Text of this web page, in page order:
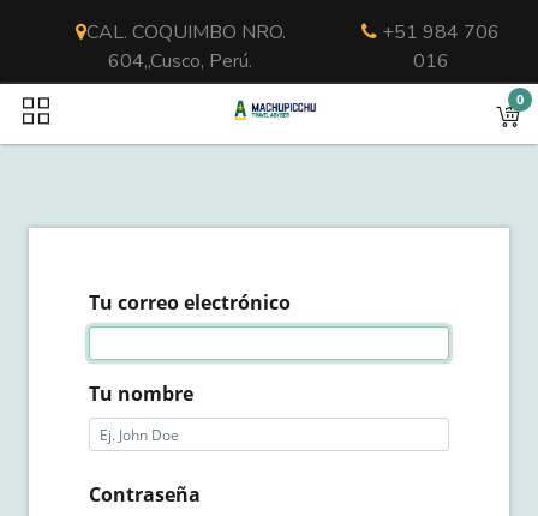
CAL. COQUIMBO NRO.
604,,Cusco, Perú.
+51 984 706
016
0
Tu correo electrónico
Tu nombre
Contraseña